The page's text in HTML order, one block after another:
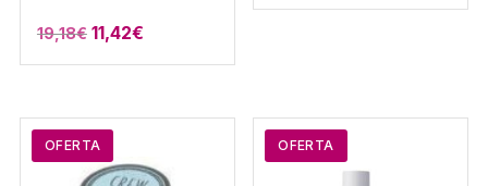
19,18€ El
precio
era:
19,18€.
11,42€El
precio
es:
OFERTA OFERTA